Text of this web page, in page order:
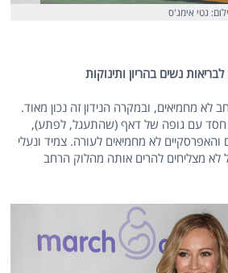
גטי אימג'ס
נשים בהריון ותינוקות
לא מחמיאים, ובמקרה הנידון זה נכון מאוד.
עם גופה של דאף (שהתעגל, לפתע),
לא מחמיאים לעורה. צמיד ונעלי
לא מצליחים להרים אותה מהלוק הרחב